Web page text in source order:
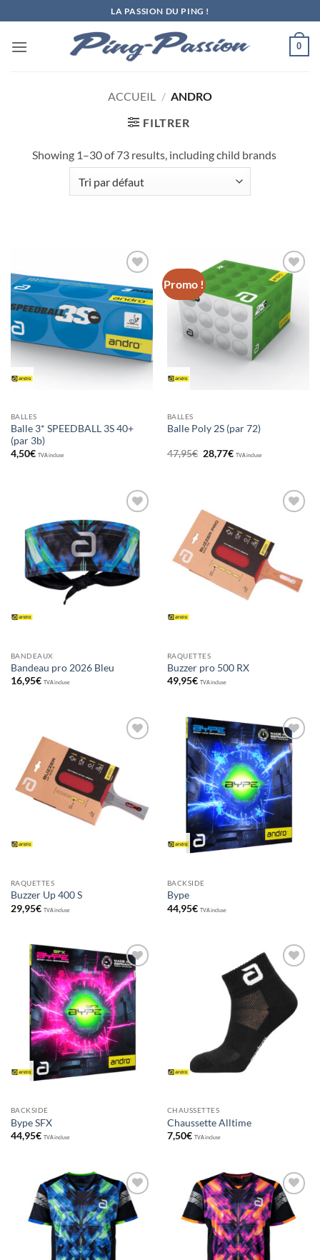
au
contenu
LA PASSION DU PING !
0
ACCUEIL / ANDRO
FILTRER
Showing 1–30 of 73 results, including child brands
Ajouter
aux
souhaits
BALLES
Balle 3* SPEEDBALL 3S 40+
(par 3b)
4,50€ TVA incluse
Promo !
Ajouter
aux
souhaits
BALLES
Balle Poly 2S (par 72)
47,95€ Le
prix
28,77€Le
TVA incluse
Ajouter
aux
souhaits
BANDEAUX
Bandeau pro 2026 Bleu
16,95€ TVA incluse
souhaits
RAQUETTES
Buzzer pro 500 RX
49,95€ TVA incluse
souhaits
RAQUETTES
Buzzer Up 400 S
29,95€ TVA incluse
Ajouter
aux
souhaits
BACKSIDE
Bype
44,95€ TVA incluse
Ajouter
aux
souhaits
BACKSIDE
Bype SFX
44,95€ TVA incluse
Ajouter
aux
souhaits
CHAUSSETTES
Chaussette Alltime
7,50€ TVA incluse
Ajouter
aux
souhaits
Ajouter
aux
souhaits